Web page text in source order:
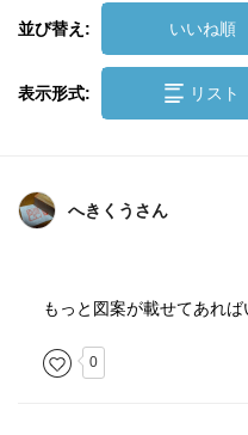
並び替え: いいね順
表示形式: リスト
へきくうさん
もっと図案が載せてあれば
0